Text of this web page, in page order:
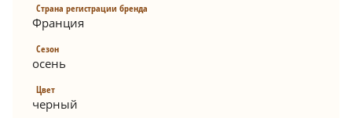
Страна регистрации бренда
Франция
Сезон
осень
Цвет
черный